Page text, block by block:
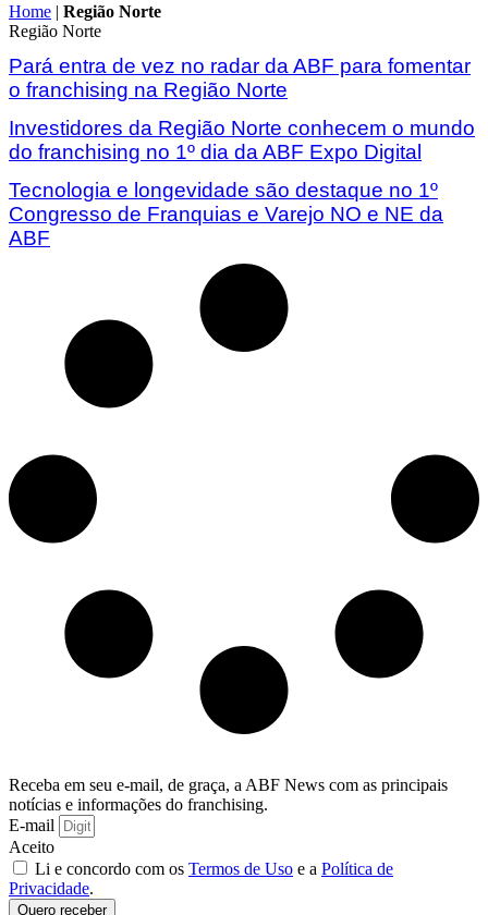
Home | Região Norte
Região Norte
Pará entra de vez no radar da ABF para fomentar
o franchising na Região Norte
Investidores da Região Norte conhecem o mundo
do franchising no 1º dia da ABF Expo Digital
Tecnologia e longevidade são destaque no 1º
Congresso de Franquias e Varejo NO e NE da
ABF
Receba em seu e-mail, de graça, a ABF News com as principais
notícias e informações do franchising.
E-mail
Aceito
Li e concordo com os Termos de Uso e a Política de
Privacidade.
Quero receber